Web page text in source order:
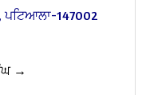
147002
→